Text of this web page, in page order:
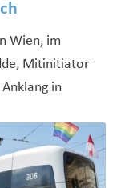
Wien, im
Mitinitiator
in